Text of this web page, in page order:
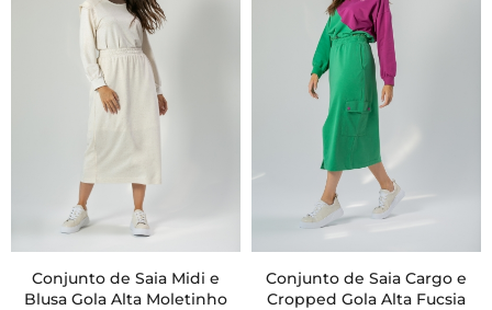
Conjunto de Saia Midi e
Blusa Gola Alta Moletinho
Conjunto de Saia Cargo e
Cropped Gola Alta Fucsia